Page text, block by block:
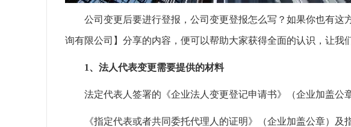
公司变更后要进行登报，公司变更登报怎么写？如果你也有这
询有限公司】分享的内容，便可以帮助大家获得全面的认识，让我
1、法人代表变更需要提供的材料
法定代表人签署的《企业法人变更登记申请书》（企业加盖公
《指定代表或者共同委托代理人的证明》（企业加盖公章）及